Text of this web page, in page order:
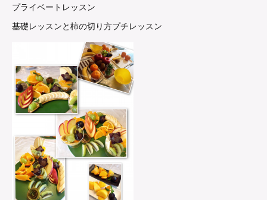
プライベートレッスン
基礎レッスンと柿の切り方プチレッスン